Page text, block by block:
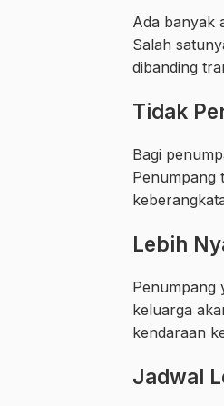
Ada banyak
Salah
dibanding
Tidak
Bagi
Penumpang
Lebih
Penumpang
keluarga
kendaraan
Jadwal